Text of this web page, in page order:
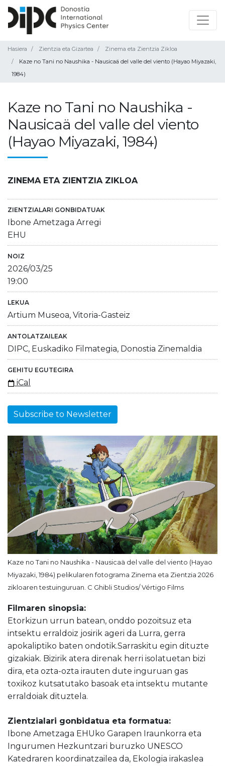
Hasiera Zientzia eta Gizartea
Zinema eta Zientzia Zikloa
Kaze no Tani no Naushika - Nausicaä del valle del viento (Hayao Miyazaki,
1984)
Kaze no Tani no Naushika -
Nausicaä del valle del viento
(Hayao Miyazaki, 1984)
ZINEMA ETA ZIENTZIA ZIKLOA
ZIENTZIALARI GONBIDATUAK
Ibone Ametzaga Arregi
EHU
NOIZ
2026/03/25
19:00
LEKUA
Artium Museoa, Vitoria-Gasteiz
ANTOLATZAILEAK
DIPC, Euskadiko Filmategia, Donostia Zinemaldia
GEHITU EGUTEGIRA
iCal
Subscribe to Newsletter
Kaze no Tani no Naushika - Nausicaä del valle del viento (Hayao
Miyazaki, 1984) pelikularen fotograma Zinema eta Zientzia 2026
zikloaren testuinguruan. C Ghibli Studios/ Vértigo Films
Filmaren sinopsia:
Etorkizun urrun batean, onddo pozoitsuz eta
intsektu erraldoiz josirik ageri da Lurra, gerra
apokaliptiko baten ondotik.Sarraskitu egin dituzte
gizakiak. Bizirik atera direnak herri isolatuetan bizi
dira, eta ozta-ozta irauten dute inguruan gas
toxikoz kutsatutako basoak eta intsektu mutante
erraldoiak dituztela.
Zientzialari gonbidatua eta formatua:
Ibone Ametzaga EHUko Garapen Iraunkorra eta
Ingurumen Hezkuntzari buruzko UNESCO
Katedraren koordinatzailea da, Ekologia irakaslea